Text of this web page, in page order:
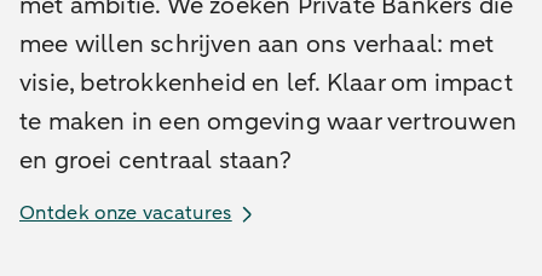
mee willen schrijven aan ons verhaal: met
visie, betrokkenheid en lef. Klaar om impact
te maken in een omgeving waar vertrouwen
en groei centraal staan?
Ontdek onze vacatures